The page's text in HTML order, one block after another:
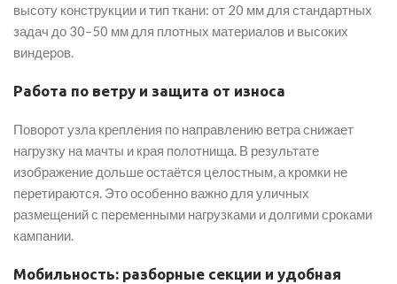
высоту конструкции и тип ткани: от 20 мм для стандартных
задач до 30–50 мм для плотных материалов и высоких
виндеров.
Работа по ветру и защита от износа
Поворот узла крепления по направлению ветра снижает
нагрузку на мачты и края полотнища. В результате
изображение дольше остаётся целостным, а кромки не
перетираются. Это особенно важно для уличных
размещений с переменными нагрузками и долгими сроками
кампании.
Мобильность: разборные секции и удобная